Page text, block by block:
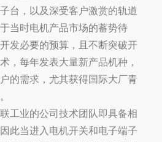
台，以及深受客户激赏的轨道
当时电机产品市场的蓄势待
发必要的预算，且不断突破开
，每年发表大量新产品机种，
的需求，尤其获得国际大厂青
工业的公司技术团队即具备相
此当进入电机开关和电子端子